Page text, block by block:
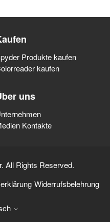
Produkte kaufen
kaufen
uns
Kontakte
All Rights Reserved.
Widerrufsbelehrung